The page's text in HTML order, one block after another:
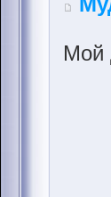
Мой